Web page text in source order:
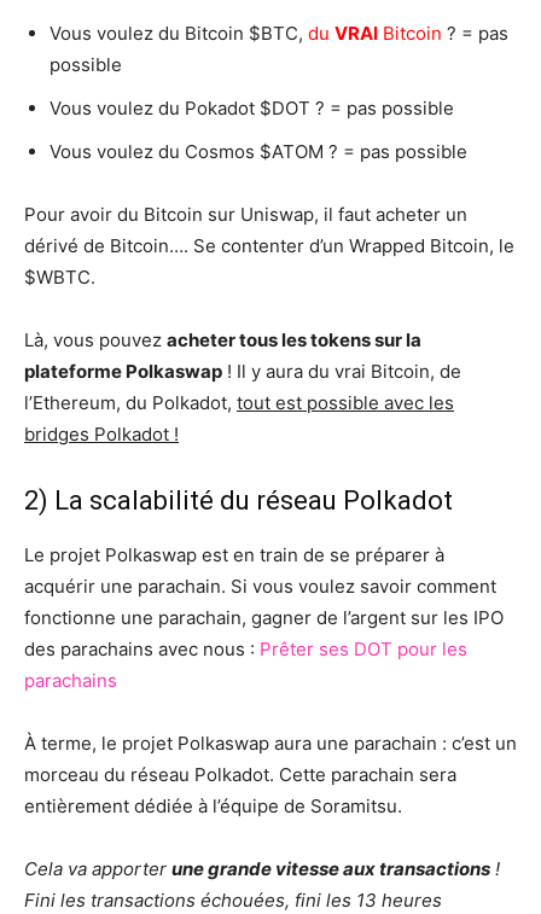
Vous voulez du Bitcoin $BTC, du VRAI Bitcoin ? = pas
possible
Vous voulez du Pokadot $DOT ? = pas possible
Vous voulez du Cosmos $ATOM ? = pas possible
Pour avoir du Bitcoin sur Uniswap, il faut acheter un
dérivé de Bitcoin…. Se contenter d’un Wrapped Bitcoin, le
$WBTC.
Là, vous pouvez acheter tous les tokens sur la
plateforme Polkaswap ! Il y aura du vrai Bitcoin, de
l’Ethereum, du Polkadot, tout est possible avec les
bridges Polkadot !
2) La scalabilité du réseau Polkadot
Le projet Polkaswap est en train de se préparer à
acquérir une parachain. Si vous voulez savoir comment
fonctionne une parachain, gagner de l’argent sur les IPO
des parachains avec nous : Prêter ses DOT pour les
parachains
À terme, le projet Polkaswap aura une parachain : c’est un
morceau du réseau Polkadot. Cette parachain sera
entièrement dédiée à l’équipe de Soramitsu.
Cela va apporter une grande vitesse aux transactions !
Fini les transactions échouées, fini les 13 heures